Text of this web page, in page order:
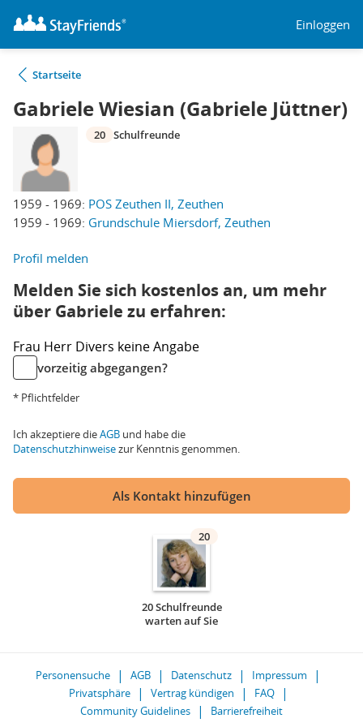
Einloggen
Startseite
Gabriele Wiesian (Gabriele Jüttner)
1959 - 1969: POS Zeuthen II, Zeuthen
1959 - 1969: Grundschule Miersdorf, Zeuthen
20 Schulfreunde
Profil melden
Melden Sie sich kostenlos an, um mehr
über Gabriele zu erfahren:
Frau Herr Divers keine Angabe
vorzeitig abgegangen?
* Pflichtfelder
Ich akzeptiere dieAGB und habe die
Datenschutzhinweisezur Kenntnis genommen.
Als Kontakt hinzufügen
20
20 Schulfreunde
warten auf Sie
Personensuche AGB Datenschutz
Impressum
Privatsphäre
Vertrag kündigen
FAQ
Community Guidelines
Barrierefreiheit